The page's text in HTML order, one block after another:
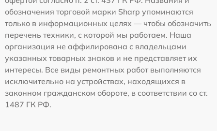
обозначения торговой марки Sharp упоминаются
только в информационных целях — чтобы обозначить
перечень техники, с которой мы работаем. Наша
организация не аффилирована с владельцами
указанных товарных знаков и не представляет их
интересы. Все виды ремонтных работ выполняются
исключительно на устройствах, находящихся в
законном гражданском обороте, в соответствии со ст.
1487 ГК РФ.